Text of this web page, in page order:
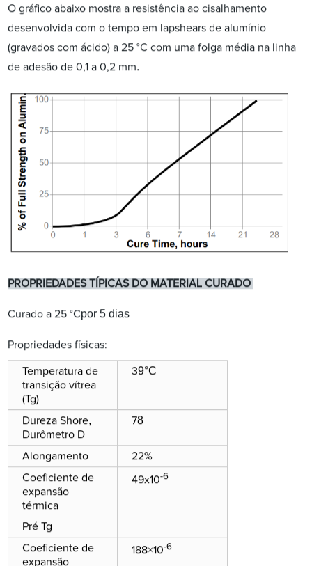
O gráfico abaixo mostra a resistência ao cisalhamento
desenvolvida com o tempo em lapshears de alumínio
(gravados com ácido) a 25 °C com uma folga média na linha
de adesão de 0,1 a 0,2 mm.
PROPRIEDADES TÍPICAS DO MATERIAL CURADO
Curado a 25 °Cpor 5 dias
Propriedades físicas:
Temperatura de
transição vítrea
(Tg)
39°C
Dureza Shore,
Durômetro D
78
Alongamento
22%
Coeficiente de
expansão
térmica
Pré Tg
49x10-6
Coeficiente de
expansão
188×10-6